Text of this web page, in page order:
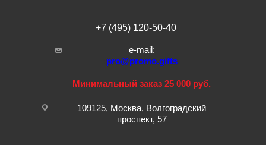
+7 (495) 120-50-40
e-mail:
pro@promo.gifts
Минимальный заказ 25 000 руб.
109125, Москва, Волгоградский
проспект, 57